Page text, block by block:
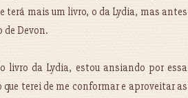
terá mais um livro, o da Lydia, mas antes
de Devon.
da Lydia, estou ansiando por essa
que terei de me conformar e aproveitar as